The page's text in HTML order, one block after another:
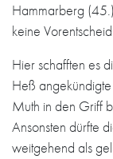
Hammarberg
keine
Hier schafften es
Heß
Muth in den Griff
Ansonsten dürfte
weitgehend als